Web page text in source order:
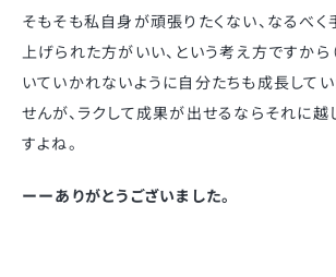
そもそも私自身が頑張りたくない、なるべ
上げられた方がいい、という考え方ですから
いていかれないように自分たちも成長して
せんが、ラクして成果が出せるならそれに越
すよね。
ーーありがとうございました。